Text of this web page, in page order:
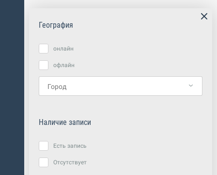
География
онлайн
офлайн
Наличие записи
Есть запись
Отсутствует